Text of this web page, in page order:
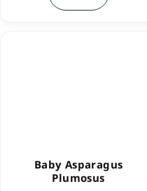
Baby Asparagus
Plumosus